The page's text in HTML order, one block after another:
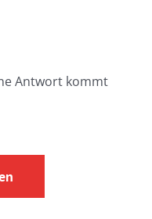
Antwort kommt